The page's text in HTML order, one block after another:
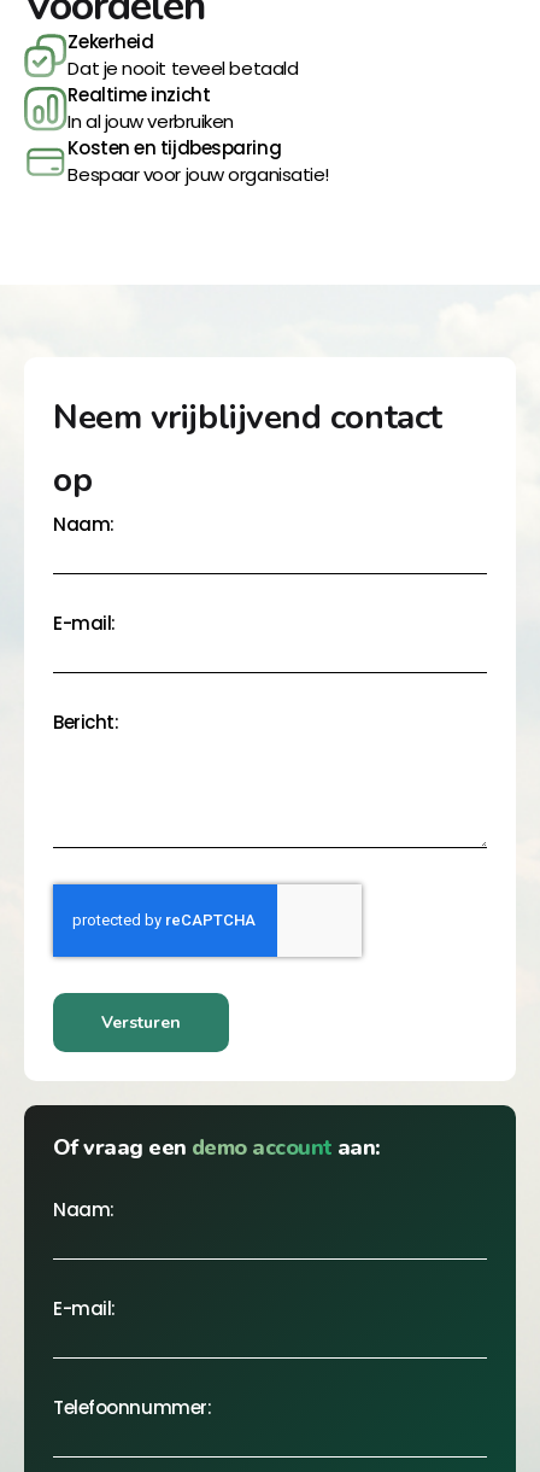
Zekerheid
Dat je nooit teveel betaald
Realtime inzicht
In al jouw verbruiken
Kosten en tijdbesparing
Bespaar voor jouw organisatie!
Neem vrijblijvend contact
op
Naam:
E-mail:
Bericht:
Versturen
Of vraag een demo account aan:
Naam:
E-mail:
Telefoonnummer: